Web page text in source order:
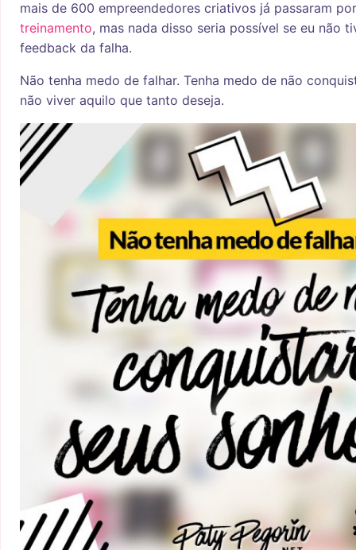
mais de 600 empreendedores criativos já passaram
treinamento, mas nada disso seria possível se eu não
feedback da falha.
Não tenha medo de falhar. Tenha medo de não
não viver aquilo que tanto deseja.